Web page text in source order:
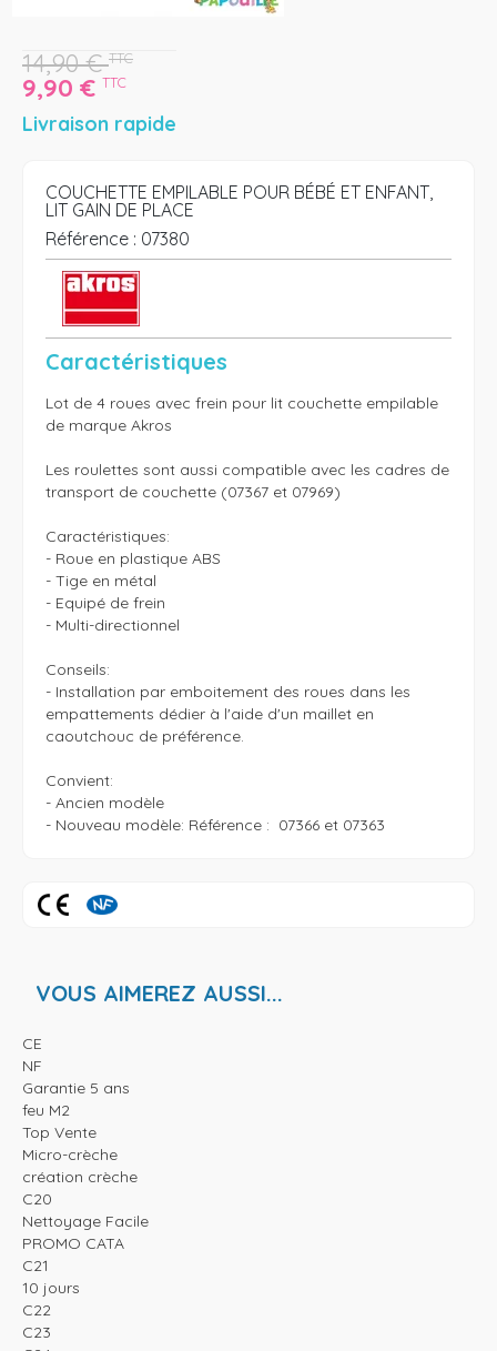
14,90€ TTC
9,90 € TTC
Livraison rapide
COUCHETTE EMPILABLE POUR BÉBÉ ET ENFANT,
LIT GAIN DE PLACE
Référence : 07380
Caractéristiques
Lot de 4 roues avec frein pour lit couchette empilable
de marque Akros
Les roulettes sont aussi compatible avec les cadres de
transport de couchette (07367 et 07969)
Caractéristiques:
- Roue en plastique ABS
- Tige en métal
- Equipé de frein
- Multi-directionnel
Conseils:
- Installation par emboitement des roues dans les
empattements dédier à l'aide d'un maillet en
caoutchouc de préférence.
Convient:
- Ancien modèle
- Nouveau modèle: Référence :  07366 et 07363
VOUS AIMEREZ AUSSI...
CE
NF
Garantie 5 ans
feu M2
Top Vente
Micro-crèche
création crèche
C20
Nettoyage Facile
PROMO CATA
C21
10 jours
C22
C23